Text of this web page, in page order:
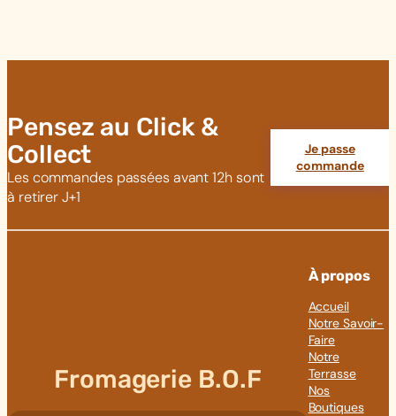
Pensez au Click &
Collect
Les commandes passées avant 12h sont
à retirer J+1
Je passe
commande
Fromagerie B.O.F
À propos
Accueil
Notre Savoir-
Faire
Notre
Terrasse
Nos
Boutiques